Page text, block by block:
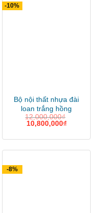
-10%
Bộ nội thất nhựa đài
loan trắng hồng
12,000,000₫
10,800,000₫
-8%